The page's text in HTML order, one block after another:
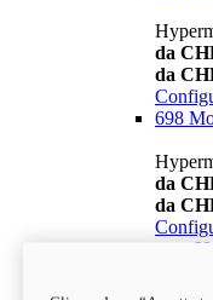
da
da
698
da
da